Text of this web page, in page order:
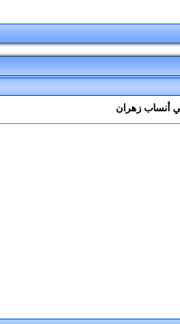
أنساب زهران